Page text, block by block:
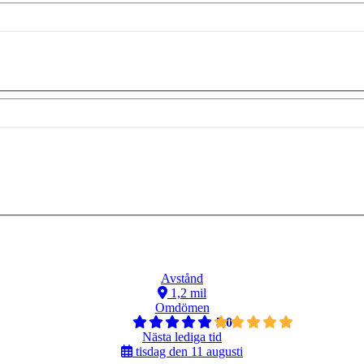
Avstånd
1,2 mil
Omdömen
5,0
Nästa lediga tid
tisdag den 11 augusti